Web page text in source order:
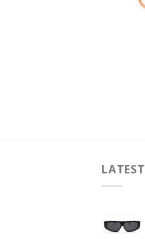
LATEST